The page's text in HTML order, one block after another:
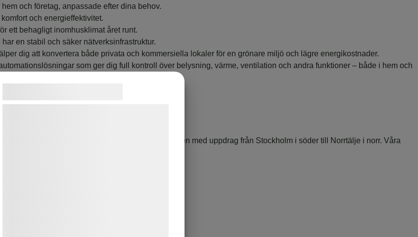
och företag, anpassade efter dina behov.
och energieffektivitet.
ett behagligt inomhusklimat året runt.
en stabil och säker nätverksinfrastruktur.
dig att konvertera både privata och kommersiella lokaler för en grönare miljö och lägre energikostnader.
som ger dig full kontroll över belysning, värme, ventilation och andra funktioner – både i hem och
Vi har bas i Upplands Väsby men jobbar dagligen med uppdrag från Stockholm i söder till Norrtälje i norr. Våra
utan onödig väntetid.